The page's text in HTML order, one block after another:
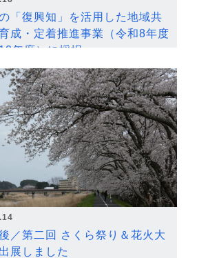
「復興知」を活用した地域共
成・定着推進事業（令和8年度
年度）に採択
／第二回 さくら祭り＆花火大
展しました